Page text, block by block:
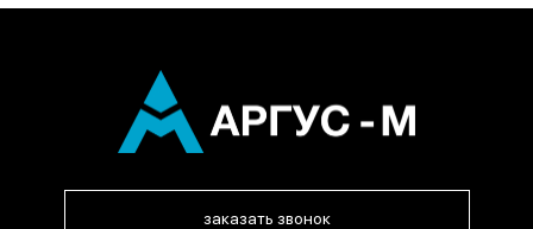
заказать звонок